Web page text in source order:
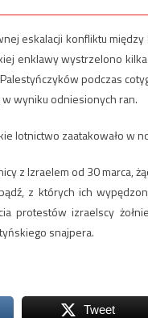
eskalacji konfliktu
enklawy wystrzelono
podczas
wyniku odniesionych ran.
lotnictwo zaatakowało w
z Izraelem od 30
z których ich
protestów izraelscy
snajpera.
Tweet